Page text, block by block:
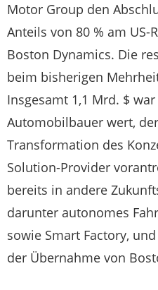
Motor Group den
Anteils von 80 % am US-
Boston Dynamics. Die
beim bisherigen
Insgesamt 1,1 Mrd. $
Automobilbauer wert,
Transformation des
Solution-Provider
bereits in andere
darunter autonomes
sowie Smart Factory,
der Übernahme von